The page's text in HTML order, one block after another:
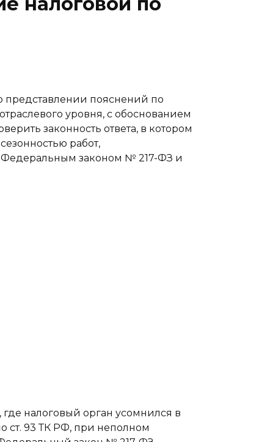
представлении пояснений по
уровня, с обоснованием
законность ответа, в котором
работ,
Федеральным законом № 217-ФЗ и
налоговый орган усомнился в
ст. 93 ТК РФ, при неполном